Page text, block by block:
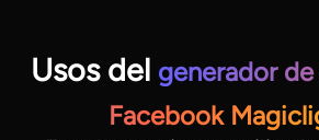
Usos del generador
Facebook